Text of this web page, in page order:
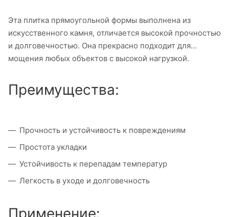
Эта плитка прямоугольной формы выполнена из
искусственного камня, отличается высокой прочностью
и долговечностью. Она прекрасно подходит для
мощения любых объектов с высокой нагрузкой.
Преимущества:
Прочность и устойчивость к повреждениям
Простота укладки
Устойчивость к перепадам температур
Легкость в уходе и долговечность
Применение: